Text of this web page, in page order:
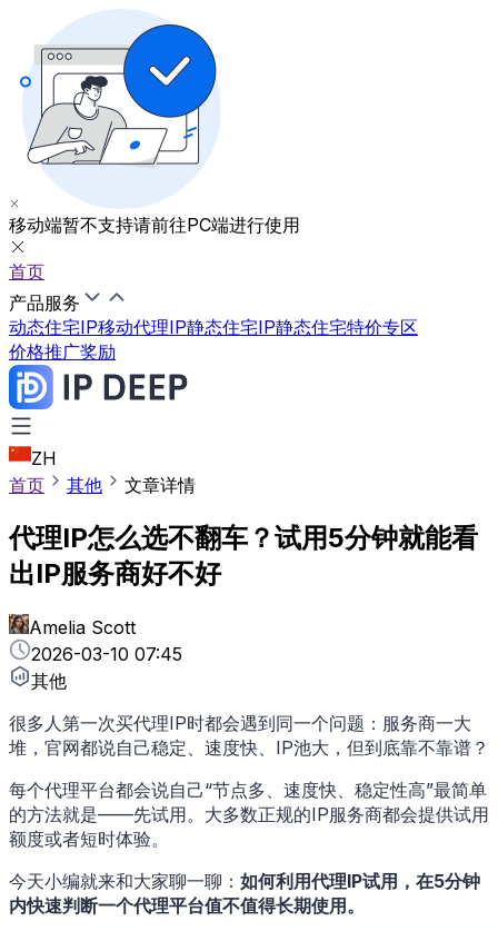
移动端暂不支持请前往PC端进行使用
首页
产品服务
动态住宅IP移动代理IP静态住宅IP静态住宅特价专区
价格推广奖励
ZH
首页
其他 文章详情
代理IP怎么选不翻车？试用5分钟就能看
出IP服务商好不好
Amelia Scott
2026-03-10 07:45
其他
很多人第一次买代理IP时都会遇到同一个问题：服务商一大
堆，官网都说自己稳定、速度快、IP池大，但到底靠不靠谱？
每个代理平台都会说自己“节点多、速度快、稳定性高”最简单
的方法就是——先试用。大多数正规的IP服务商都会提供试用
额度或者短时体验。
今天小编就来和大家聊一聊： 如何利用代理IP试用，在5分钟
内快速判断一个代理平台值不值得长期使用。